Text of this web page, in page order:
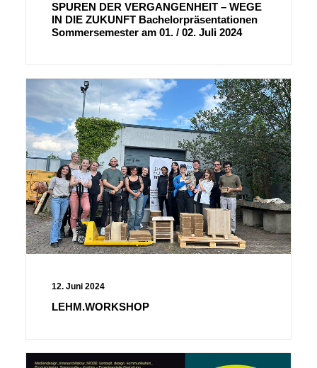
SPUREN DER VERGANGENHEIT – WEGE
IN DIE ZUKUNFT Bachelorpräsentationen
Sommersemester am 01. / 02. Juli 2024
12. Juni 2024
LEHM.WORKSHOP